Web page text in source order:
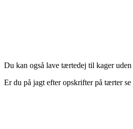
Du kan også lave tærtedej til kager uden
Er du på jagt efter opskrifter på tærter se